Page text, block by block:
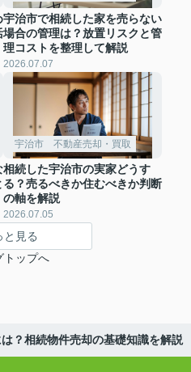
宇治市で相続した家を売らない
場合の管理は？放置リスクと管
理コストを整理して解説
2026.07.07
宇治市 不動産売却・買取
相続した宇治市の実家どうす
る？売るべきか住むべきか判断
の軸を解説
2026.07.05
と見る
トップへ
？相続物件売却の基礎知識を解説